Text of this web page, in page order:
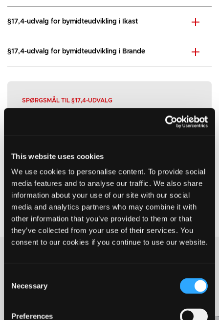
This website uses cookies
We use cookies to personalise content. To provide social
media features and to analyse our traffic. We also share
information about your use of our site with our social
media and analytics partners who may combine it with
other information that you’ve provided to them or that
they’ve collected from your use of their services. You
consent to our cookies if you continue to use our website.
Selection
Necessary
Preferences
§17,4-udvalg for bymidteudvikling i Ikast
§17,4-udvalg for bymidteudvikling i Brande
SPØRGSMÅL TIL §17,4-UDVALG
Mail: lonel@ikast-brande.dk
tlf. 99 60 41 52
byrådsperioder